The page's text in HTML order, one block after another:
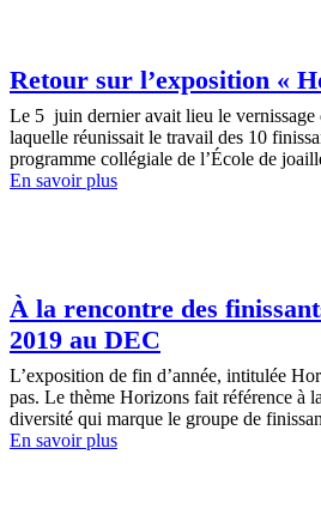
Retour sur l’exposition «
Le 5 juin dernier avait lieu le vernissage
laquelle réunissait le travail des 10
programme collégiale de l’École de
En savoir plus
À la rencontre des
2019 au DEC
L’exposition de fin d’année, intitulée
pas. Le thème Horizons fait référence à
diversité qui marque le groupe de
En savoir plus